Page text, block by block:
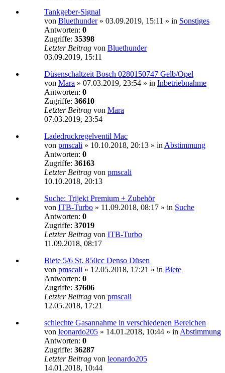
Tankgeber-Signal
von Bluethunder» 03.09.2019, 15:11 » in Sonstiges
Antworten: 0
Zugriffe: 35398
Letzter Beitrag von Bluethunder
03.09.2019, 15:11
Düsenschaltzeit Bosch 0280150747 Gelb/Opel
von Mara » 07.03.2019, 23:54 » in Inbetriebnahme
Antworten: 0
Zugriffe: 36610
Letzter Beitrag von Mara
07.03.2019, 23:54
Ladedruckregelventil Mac
von pmscali » 10.10.2018, 20:13 » in Abstimmung
Antworten: 0
Zugriffe: 36163
Letzter Beitrag von pmscali
10.10.2018, 20:13
Suche: Trijekt Premium + Zubehör
von ITB-Turbo » 11.09.2018, 08:17 » in Suche
Antworten: 0
Zugriffe: 37019
Letzter Beitrag von ITB-Turbo
11.09.2018, 08:17
Biete 5/6 St. 850cc Denso Düsen
von pmscali » 12.05.2018, 17:21 » in Biete
Antworten: 0
Zugriffe: 37606
Letzter Beitrag von pmscali
12.05.2018, 17:21
schlechte Gasannahme in verschiedenen Bereichen
von leonardo205 » 14.01.2018, 10:44 » in Abstimmung
Antworten: 0
Zugriffe: 36287
Letzter Beitrag von leonardo205
14.01.2018, 10:44